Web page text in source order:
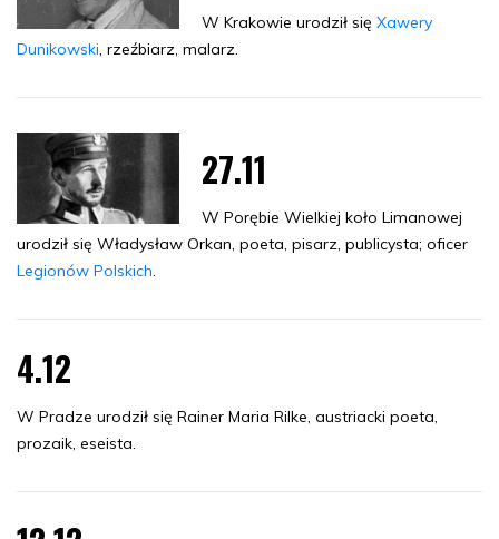
W Krakowie urodził sięXawery
Dunikowski, rzeźbiarz, malarz.
27.11
W Porębie Wielkiej koło Limanowej
urodził się Władysław Orkan, poeta, pisarz, publicysta; oficer
Legionów Polskich.
4.12
W Pradze urodził się Rainer Maria Rilke, austriacki poeta,
prozaik, eseista.